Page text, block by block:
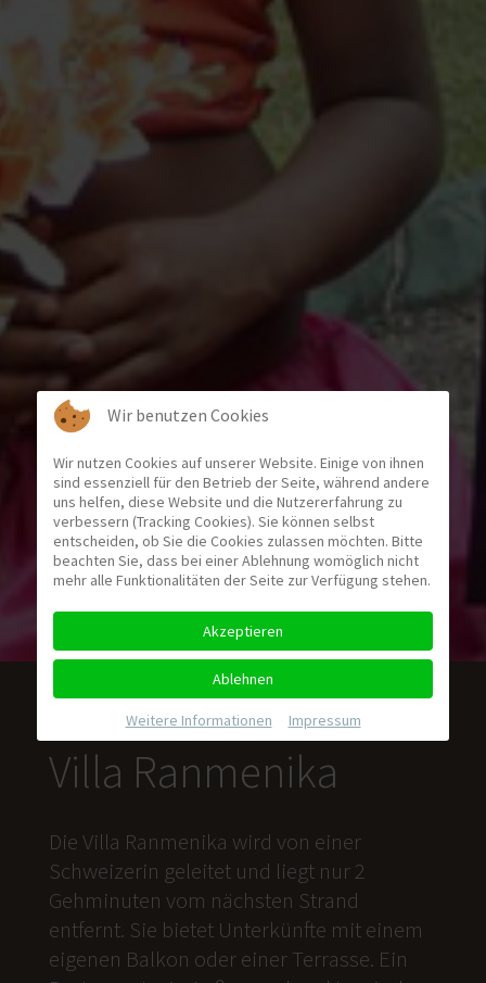
Villa Ranmenika
Die Villa Ranmenika wird von einer
Schweizerin geleitet und liegt nur 2
Gehminuten vom nächsten Strand
entfernt. Sie bietet Unterkünfte mit einem
eigenen Balkon oder einer Terrasse. Ein
Wir benutzen Cookies
Wir nutzen Cookies auf unserer Website. Einige von ihnen
sind essenziell für den Betrieb der Seite, während andere
uns helfen, diese Website und die Nutzererfahrung zu
verbessern (Tracking Cookies). Sie können selbst
entscheiden, ob Sie die Cookies zulassen möchten. Bitte
beachten Sie, dass bei einer Ablehnung womöglich nicht
mehr alle Funktionalitäten der Seite zur Verfügung stehen.
Akzeptieren
Ablehnen
Weitere Informationen Impressum